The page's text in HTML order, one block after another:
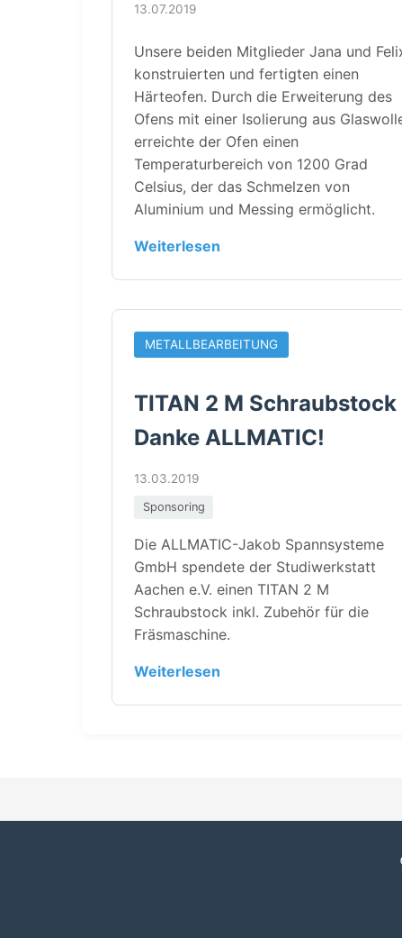
13.07.2019
Unsere beiden Mitglieder Jana und
konstruierten und fertigten einen
Härteofen. Durch die Erweiterung des
Ofens mit einer Isolierung aus
erreichte der Ofen einen
Temperaturbereich von 1200 Grad
Celsius, der das Schmelzen von
Aluminium und Messing ermöglicht.
Weiterlesen
METALLBEARBEITUNG
TITAN 2 M Schraubstock
Danke ALLMATIC!
13.03.2019
Sponsoring
Die ALLMATIC-Jakob Spannsysteme
GmbH spendete der Studiwerkstatt
Aachen e.V. einen TITAN 2 M
Schraubstock inkl. Zubehör für die
Fräsmaschine.
Weiterlesen